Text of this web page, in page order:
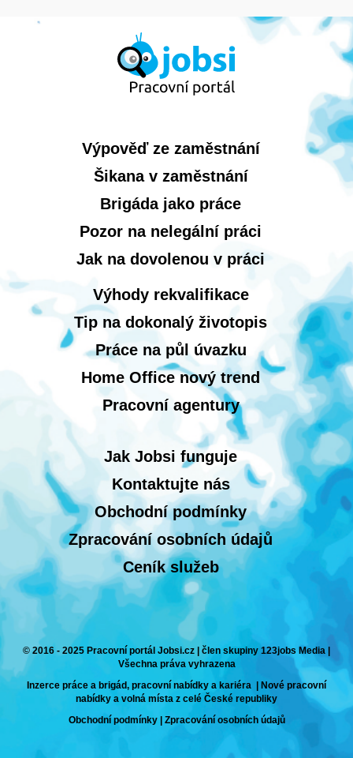
Výpověď ze zaměstnání
Šikana v zaměstnání
Brigáda jako práce
Pozor na nelegální práci
Jak na dovolenou v práci
Výhody rekvalifikace
Tip na dokonalý životopis
Práce na půl úvazku
Home Office nový trend
Pracovní agentury
Jak Jobsi funguje
Kontaktujte nás
Obchodní podmínky
Zpracování osobních údajů
Ceník služeb
© 2016 - 2025 Pracovní portál Jobsi.cz | člen skupiny 123jobs Media |
Všechna práva vyhrazena
Inzerce práce a brigád, pracovní nabídky a kariéra | Nové pracovní
nabídky a volná místa z celé České republiky
Obchodní podmínky| Zpracování osobních údajů